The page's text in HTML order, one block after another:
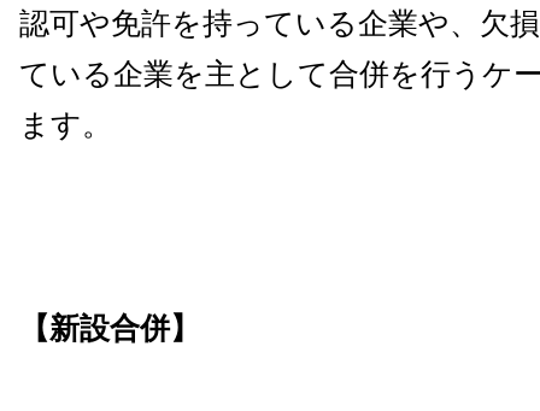
認可や免許を持っている企業や、欠
ている企業を主として合併を行うケ
ます。
【新設合併】